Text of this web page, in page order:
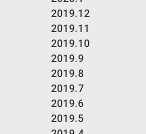
2019.12
2019.11
2019.10
2019.9
2019.8
2019.7
2019.6
2019.5